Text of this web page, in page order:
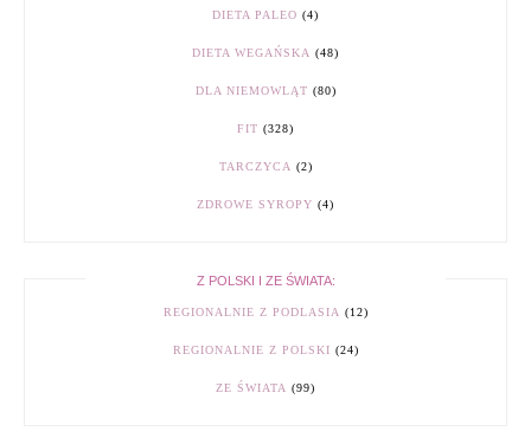
DIETA PALEO (4)
DIETA WEGAŃSKA (48)
DLA NIEMOWLĄT (80)
FIT (328)
TARCZYCA (2)
ZDROWE SYROPY (4)
Z POLSKI I ZE ŚWIATA:
REGIONALNIE Z PODLASIA (12)
REGIONALNIE Z POLSKI (24)
ZE ŚWIATA (99)